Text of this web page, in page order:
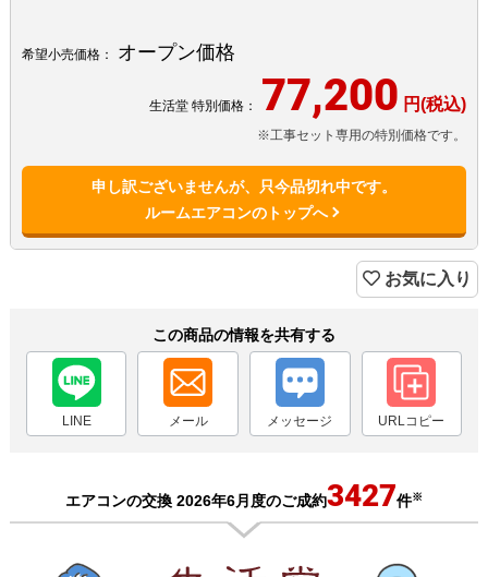
希望小売価格： オープン価格
生活堂 特別価格： 77,200 円(税込)
※工事セット専用の特別価格です。
申し訳ございませんが、只今品切れ中です。
ルームエアコンのトップへ
お気に入り
この商品の情報を共有する
LINE メール メッセージ URLコピー
エアコンの交換 2026年6月度のご成約3427件※